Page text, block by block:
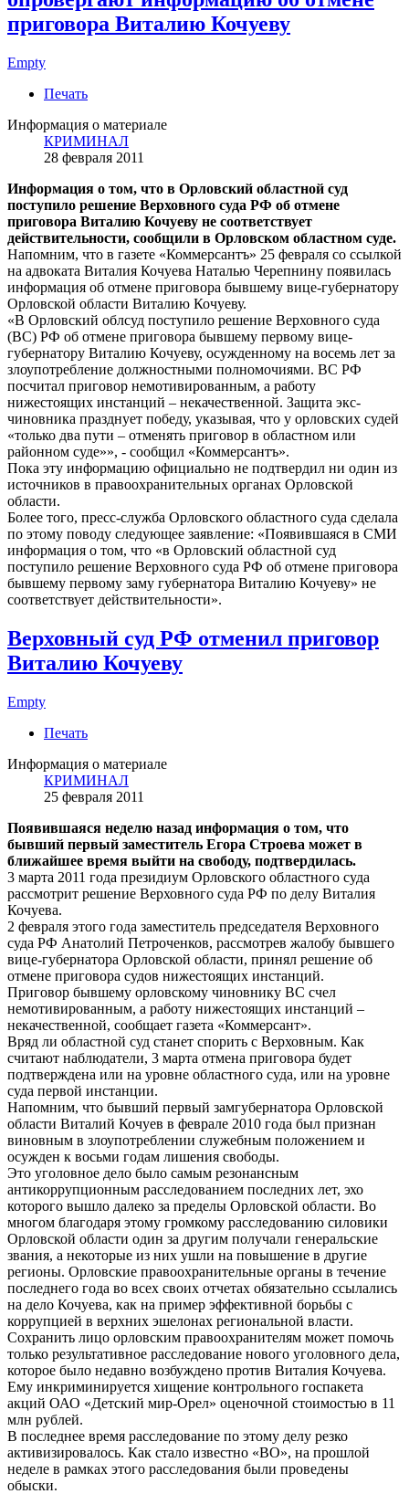
приговора Виталию Кочуеву
Empty
Печать
Информация о материале
КРИМИНАЛ
28 февраля 2011
Информация о том, что в Орловский областной суд
поступило решение Верховного суда РФ об отмене
приговора Виталию Кочуеву не соответствует
действительности, сообщили в Орловском областном суде.
Напомним, что в газете «Коммерсантъ» 25 февраля со ссылкой
на адвоката Виталия Кочуева Наталью Черепнину появилась
информация об отмене приговора бывшему вице-губернатору
Орловской области Виталию Кочуеву.
«В Орловский облсуд поступило решение Верховного суда
(ВС) РФ об отмене приговора бывшему первому вице-
губернатору Виталию Кочуеву, осужденному на восемь лет за
злоупотребление должностными полномочиями. ВС РФ
посчитал приговор немотивированным, а работу
нижестоящих инстанций – некачественной. Защита экс-
чиновника празднует победу, указывая, что у орловских судей
«только два пути – отменять приговор в областном или
районном суде»», - сообщил «Коммерсантъ».
Пока эту информацию официально не подтвердил ни один из
источников в правоохранительных органах Орловской
области.
Более того, пресс-служба Орловского областного суда сделала
по этому поводу следующее заявление: «Появившаяся в СМИ
информация о том, что «в Орловский областной суд
поступило решение Верховного суда РФ об отмене приговора
бывшему первому заму губернатора Виталию Кочуеву» не
соответствует действительности».
Верховный суд РФ отменил приговор
Виталию Кочуеву
Empty
Печать
Информация о материале
КРИМИНАЛ
25 февраля 2011
Появившаяся неделю назад информация о том, что
бывший первый заместитель Егора Строева может в
ближайшее время выйти на свободу, подтвердилась.
3 марта 2011 года президиум Орловского областного суда
рассмотрит решение Верховного суда РФ по делу Виталия
Кочуева.
2 февраля этого года заместитель председателя Верховного
суда РФ Анатолий Петроченков, рассмотрев жалобу бывшего
вице-губернатора Орловской области, принял решение об
отмене приговора судов нижестоящих инстанций.
Приговор бывшему орловскому чиновнику ВС счел
немотивированным, а работу нижестоящих инстанций –
некачественной, сообщает газета «Коммерсант».
Вряд ли областной суд станет спорить с Верховным. Как
считают наблюдатели, 3 марта отмена приговора будет
подтверждена или на уровне областного суда, или на уровне
суда первой инстанции.
Напомним, что бывший первый замгубернатора Орловской
области Виталий Кочуев в феврале 2010 года был признан
виновным в злоупотреблении служебным положением и
осужден к восьми годам лишения свободы.
Это уголовное дело было самым резонансным
антикоррупционным расследованием последних лет, эхо
которого вышло далеко за пределы Орловской области. Во
многом благодаря этому громкому расследованию силовики
Орловской области один за другим получали генеральские
звания, а некоторые из них ушли на повышение в другие
регионы. Орловские правоохранительные органы в течение
последнего года во всех своих отчетах обязательно ссылались
на дело Кочуева, как на пример эффективной борьбы с
коррупцией в верхних эшелонах региональной власти.
Сохранить лицо орловским правоохранителям может помочь
только результативное расследование нового уголовного дела,
которое было недавно возбуждено против Виталия Кочуева.
Ему инкриминируется хищение контрольного госпакета
акций ОАО «Детский мир-Орел» оценочной стоимостью в 11
млн рублей.
В последнее время расследование по этому делу резко
активизировалось. Как стало известно «ВО», на прошлой
неделе в рамках этого расследования были проведены
обыски.